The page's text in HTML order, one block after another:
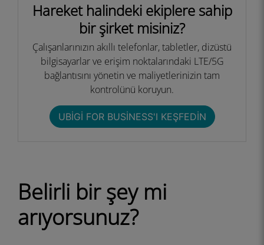
Hareket halindeki ekiplere sahip
bir şirket misiniz?
Çalışanlarınızın akıllı telefonlar, tabletler, dizüstü
bilgisayarlar ve erişim noktalarındaki LTE/5G
bağlantısını yönetin ve maliyetlerinizin tam
kontrolünü koruyun.
UBIGI FOR BUSINESS'I KEŞFEDIN
Belirli bir şey mi
arıyorsunuz?